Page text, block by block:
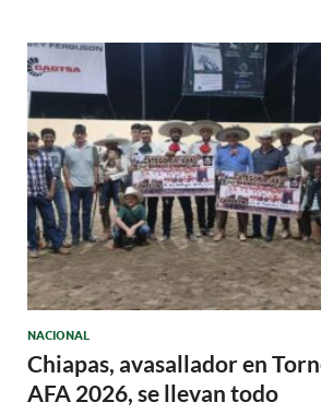
NACIONAL
Chiapas, avasallador en
AFA 2026, se llevan todo